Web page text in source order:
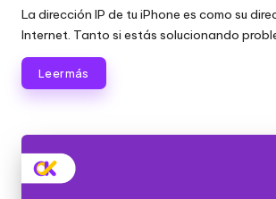
por
La dirección IP de tu iPhone es como su
Internet. Tanto si estás solucionando
Leer más